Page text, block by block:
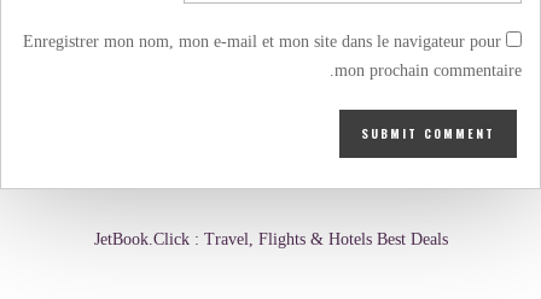
Enregistrer mon nom, mon e-mail et mon site dans le navigateur pour
mon prochain commentaire.
JetBook.Click : Travel, Flights & Hotels Best Deals